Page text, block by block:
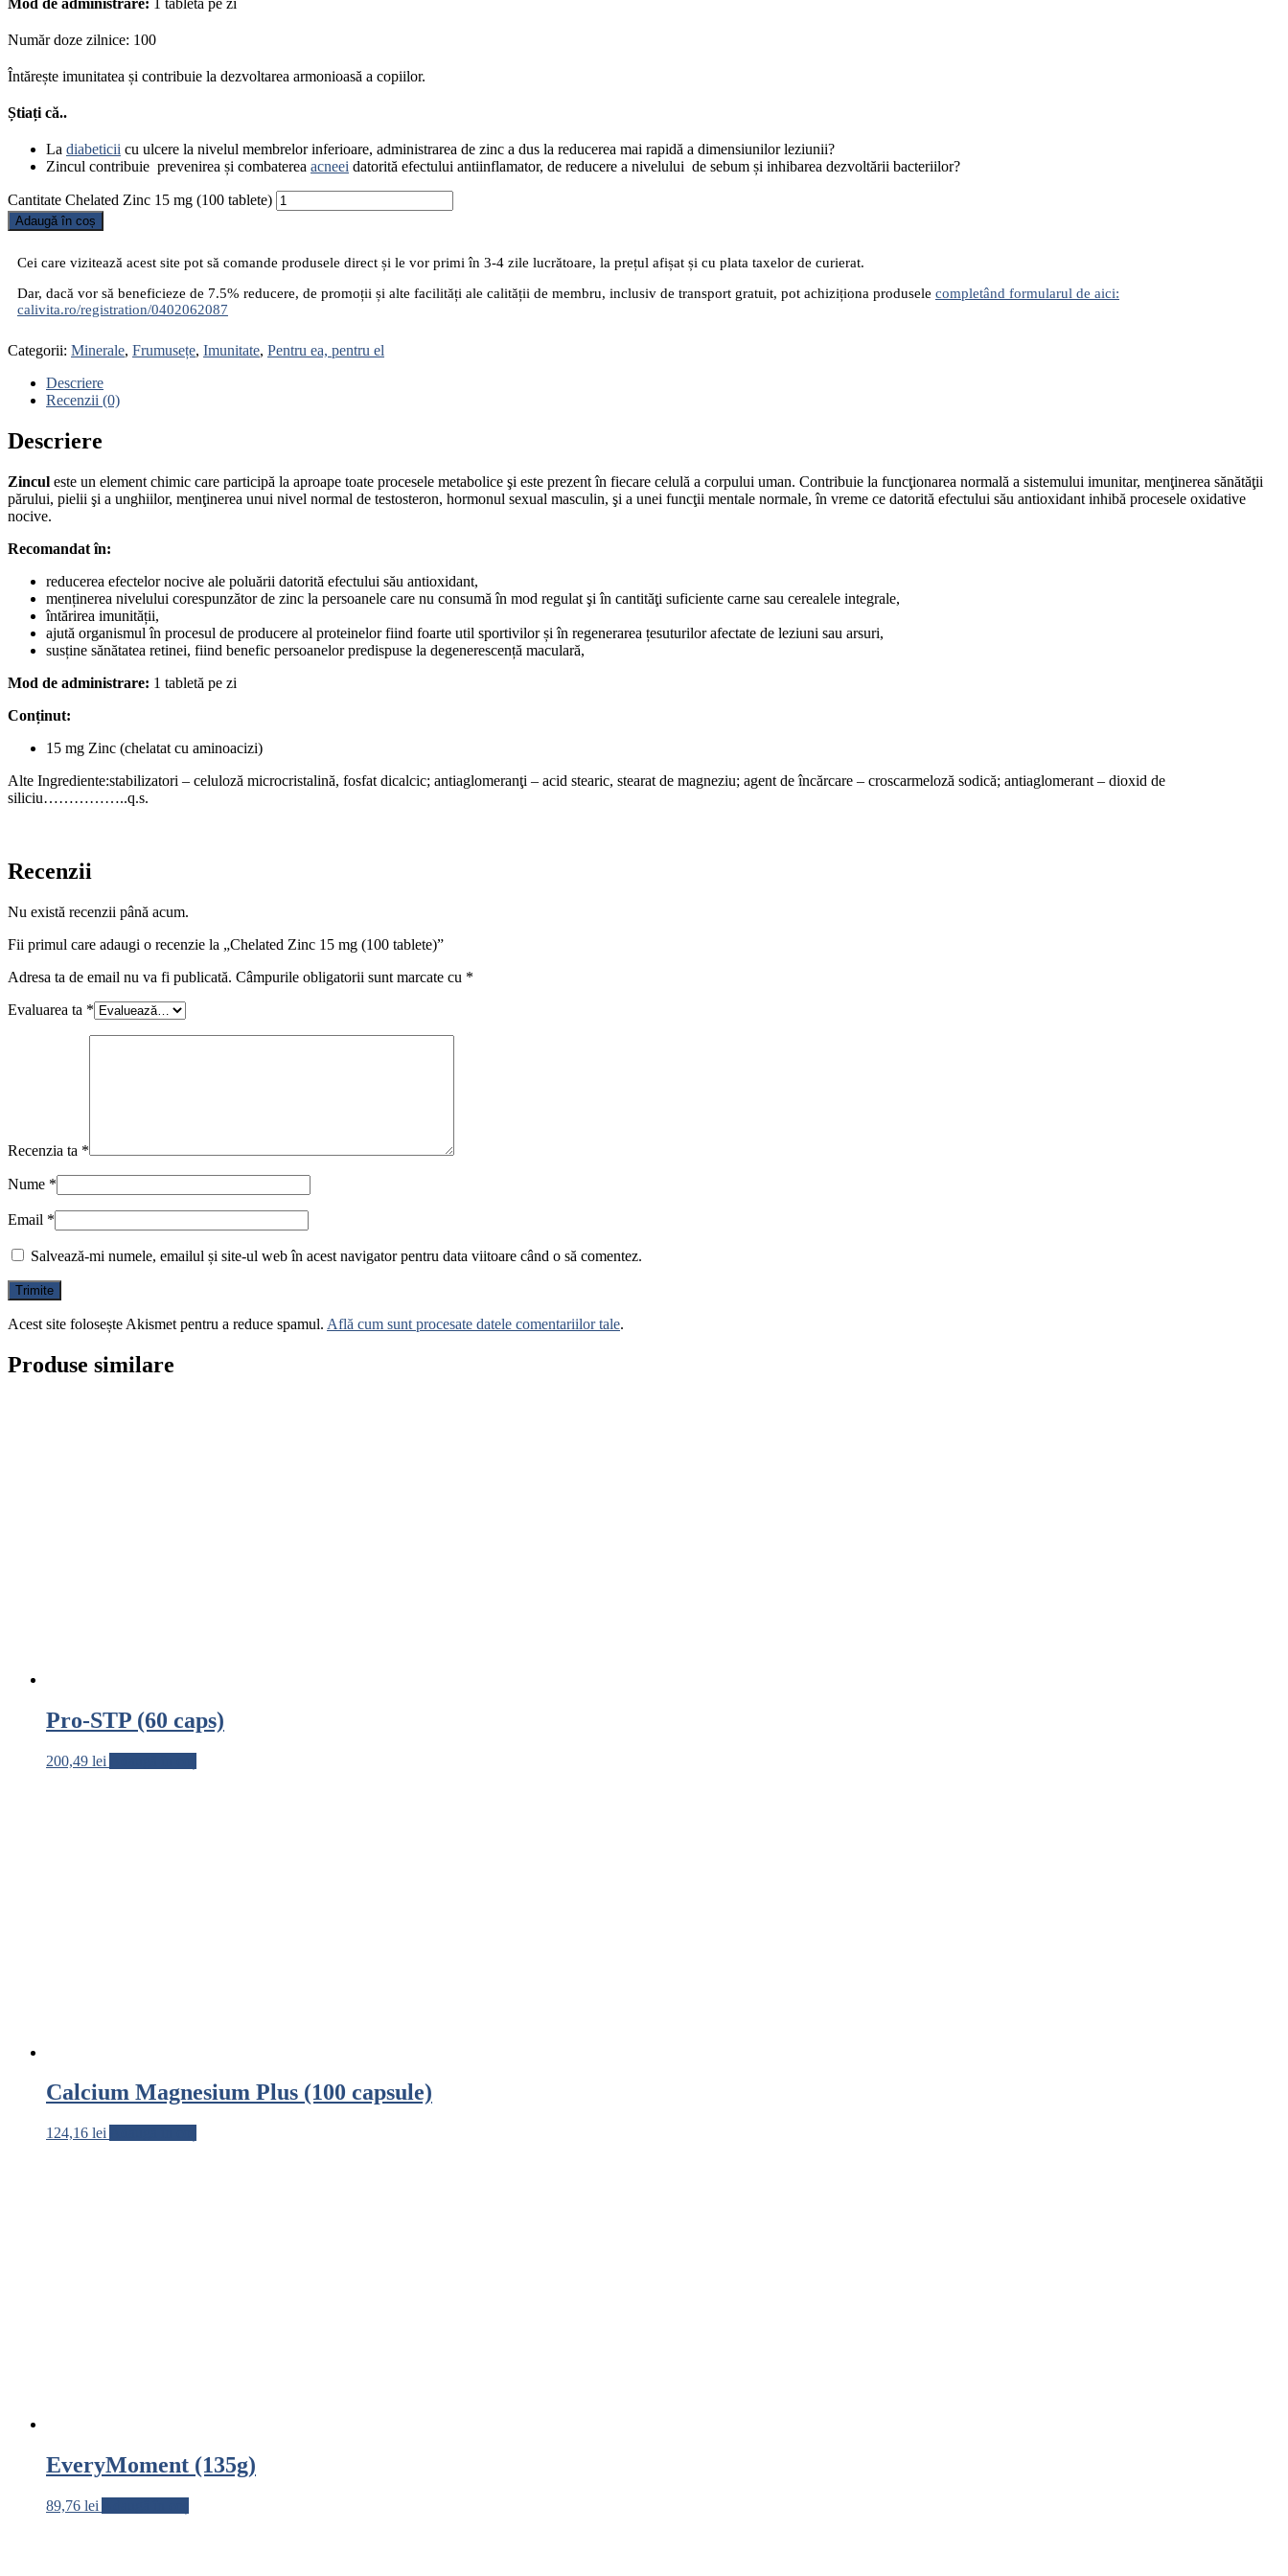
Mod de administrare: 1 tabletă pe zi
Număr doze zilnice: 100
Întărește imunitatea și contribuie la dezvoltarea armonioasă a copiilor.
Știați că..
La diabeticii cu ulcere la nivelul membrelor inferioare, administrarea de zinc a dus la reducerea mai rapidă a dimensiunilor leziunii?
Zincul contribuie prevenirea și combaterea acneei datorită efectului antiinflamator, de reducere a nivelului de sebum și inhibarea dezvoltării bacteriilor?
Cantitate Chelated Zinc 15 mg (100 tablete)
Adaugă în coș
Cei care vizitează acest site pot să comande produsele direct și le vor primi în 3-4 zile lucrătoare, la prețul afișat și cu plata taxelor de curierat.
Dar, dacă vor să beneficieze de 7.5% reducere, de promoții și alte facilități ale calității de membru, inclusiv de transport gratuit, pot achiziționa produsele completând formularul de aici:
calivita.ro/registration/0402062087
Categorii: Minerale, Frumusețe, Imunitate, Pentru ea, pentru el
Descriere
Recenzii (0)
Descriere
Zincul este un element chimic care participă la aproape toate procesele metabolice şi este prezent în fiecare celulă a corpului uman. Contribuie la funcţionarea normală a sistemului imunitar, menţinerea sănătăţii
părului, pielii şi a unghiilor, menţinerea unui nivel normal de testosteron, hormonul sexual masculin, şi a unei funcţii mentale normale, în vreme ce datorită efectului său antioxidant inhibă procesele oxidative
nocive.
Recomandat în:
reducerea efectelor nocive ale poluării datorită efectului său antioxidant,
menținerea nivelului corespunzător de zinc la persoanele care nu consumă în mod regulat şi în cantităţi suficiente carne sau cerealele integrale,
întărirea imunității,
ajută organismul în procesul de producere al proteinelor fiind foarte util sportivilor și în regenerarea țesuturilor afectate de leziuni sau arsuri,
susține sănătatea retinei, fiind benefic persoanelor predispuse la degenerescență maculară,
Mod de administrare: 1 tabletă pe zi
Conținut:
15 mg Zinc (chelatat cu aminoacizi)
Alte Ingrediente:stabilizatori – celuloză microcristalină, fosfat dicalcic; antiaglomeranţi – acid stearic, stearat de magneziu; agent de încărcare – croscarmeloză sodică; antiaglomerant – dioxid de
siliciu……………..q.s.
Recenzii
Nu există recenzii până acum.
Fii primul care adaugi o recenzie la „Chelated Zinc 15 mg (100 tablete)”
Adresa ta de email nu va fi publicată. Câmpurile obligatorii sunt marcate cu *
Evaluarea ta *
Recenzia ta *
Nume *
Email *
Salvează-mi numele, emailul și site-ul web în acest navigator pentru data viitoare când o să comentez.
Acest site folosește Akismet pentru a reduce spamul. Află cum sunt procesate datele comentariilor tale.
Produse similare
Pro-STP (60 caps)
200,49 lei
Calcium Magnesium Plus (100 capsule)
124,16 lei
EveryMoment (135g)
89,76 lei